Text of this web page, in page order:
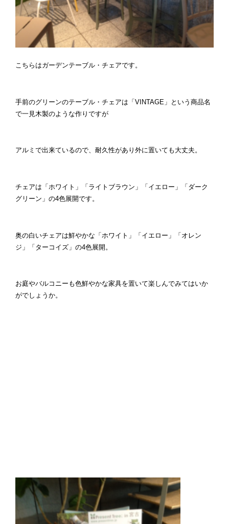
こちらはガーデンテーブル・チェアです。
手前のグリーンのテーブル・チェアは「VINTAGE」という商品名
で一見木製のような作りですが
アルミで出来ているので、耐久性があり外に置いても大丈夫。
チェアは「ホワイト」「ライトブラウン」「イエロー」「ダーク
グリーン」の4色展開です。
奥の白いチェアは鮮やかな「ホワイト」「イエロー」「オレン
ジ」「ターコイズ」の4色展開。
お庭やバルコニーも色鮮やかな家具を置いて楽しんでみてはいか
がでしょうか。